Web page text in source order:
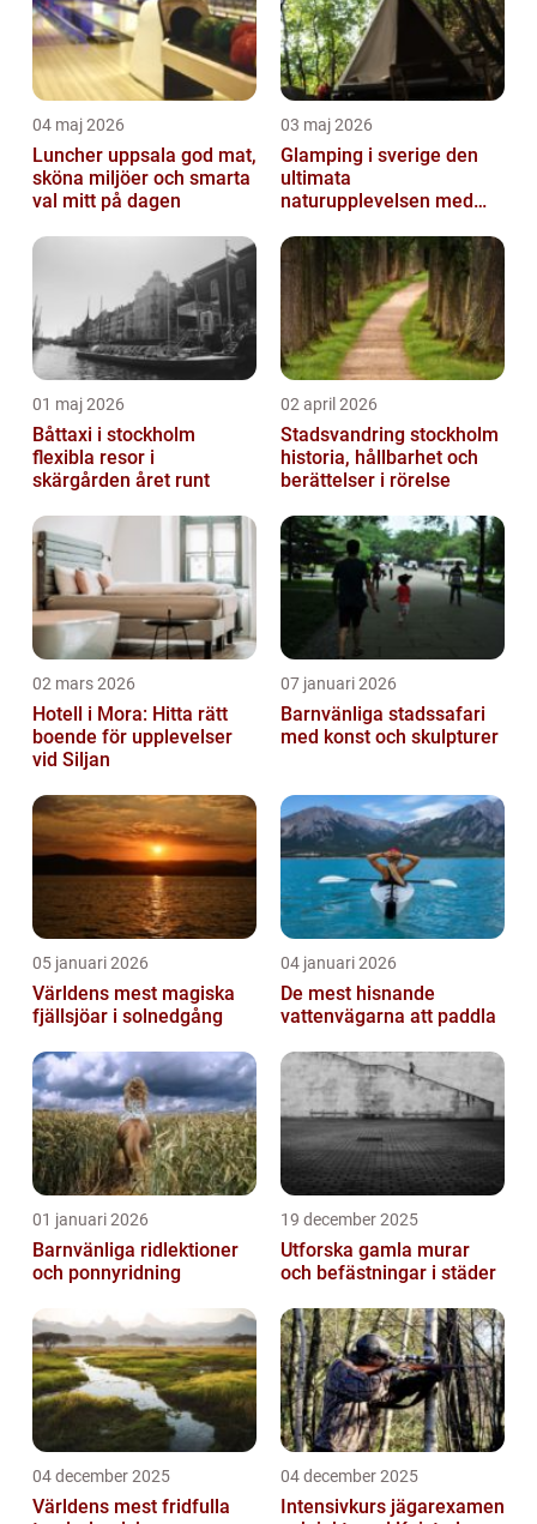
04 maj 2026
Luncher uppsala god mat,
sköna miljöer och smarta
val mitt på dagen
03 maj 2026
Glamping i sverige den
ultimata
naturupplevelsen med
01 maj 2026
Båttaxi i stockholm
flexibla resor i
skärgården året runt
02 april 2026
Stadsvandring stockholm
historia, hållbarhet och
berättelser i rörelse
02 mars 2026
Hotell i Mora: Hitta rätt
boende för upplevelser
vid Siljan
07 januari 2026
Barnvänliga stadssafari
med konst och skulpturer
05 januari 2026
Världens mest magiska
fjällsjöar i solnedgång
04 januari 2026
De mest hisnande
vattenvägarna att paddla
01 januari 2026
Barnvänliga ridlektioner
och ponnyridning
19 december 2025
Utforska gamla murar
och befästningar i städer
04 december 2025
Världens mest fridfulla
04 december 2025
Intensivkurs jägarexamen